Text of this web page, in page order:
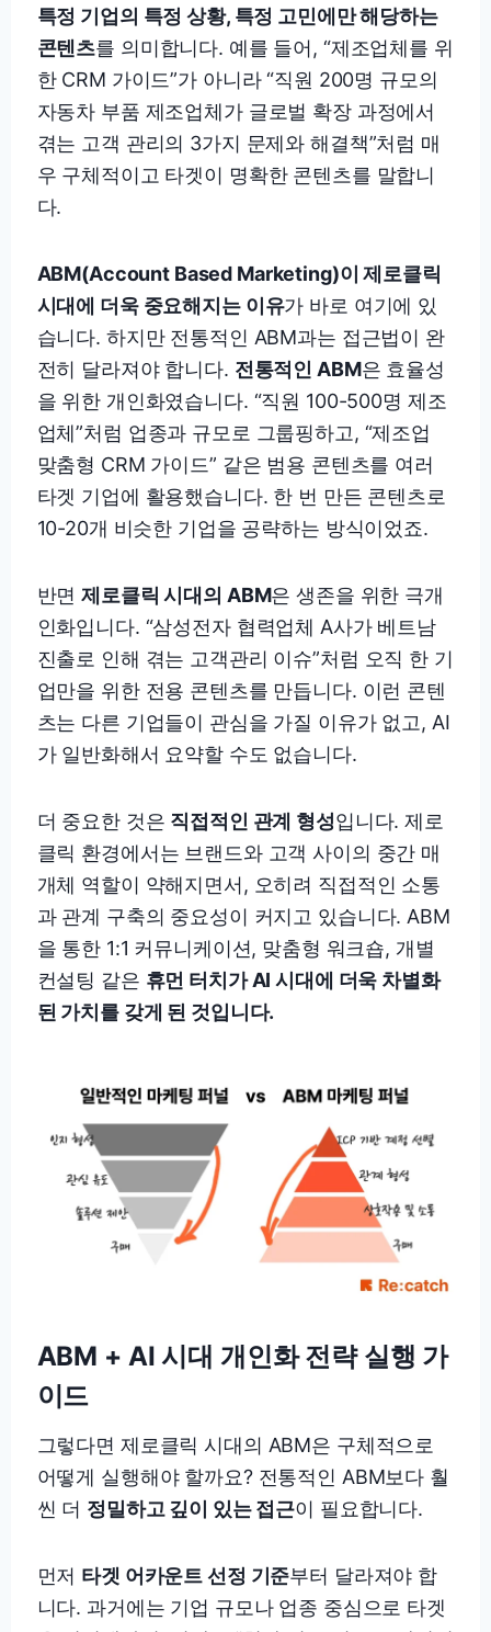
특정 기업의 특정 상황, 특정 고민에만 해당하는
콘텐츠를 의미합니다. 예를 들어, “제조업체를 위
한 CRM 가이드”가 아니라 “직원 200명 규모의
자동차 부품 제조업체가 글로벌 확장 과정에서
겪는 고객 관리의 3가지 문제와 해결책”처럼 매
우 구체적이고 타겟이 명확한 콘텐츠를 말합니
다.
ABM(Account Based Marketing)이 제로클릭
시대에 더욱 중요해지는 이유가 바로 여기에 있
습니다. 하지만 전통적인 ABM과는 접근법이 완
전히 달라져야 합니다. 전통적인 ABM은 효율성
을 위한 개인화였습니다. “직원 100-500명 제조
업체”처럼 업종과 규모로 그룹핑하고, “제조업
맞춤형 CRM 가이드” 같은 범용 콘텐츠를 여러
타겟 기업에 활용했습니다. 한 번 만든 콘텐츠로
10-20개 비슷한 기업을 공략하는 방식이었죠.
반면제로클릭 시대의 ABM은 생존을 위한 극개
인화입니다. “삼성전자 협력업체 A사가 베트남
진출로 인해 겪는 고객관리 이슈”처럼 오직 한 기
업만을 위한 전용 콘텐츠를 만듭니다. 이런 콘텐
츠는 다른 기업들이 관심을 가질 이유가 없고, AI
가 일반화해서 요약할 수도 없습니다.
더 중요한 것은 직접적인 관계 형성입니다. 제로
클릭 환경에서는 브랜드와 고객 사이의 중간 매
개체 역할이 약해지면서, 오히려 직접적인 소통
과 관계 구축의 중요성이 커지고 있습니다. ABM
을 통한 1:1 커뮤니케이션, 맞춤형 워크숍, 개별
컨설팅 같은 휴먼 터치가 AI 시대에 더욱 차별화
된 가치를 갖게 된 것입니다.
ABM + AI 시대 개인화 전략 실행 가
이드
그렇다면 제로클릭 시대의 ABM은 구체적으로
어떻게 실행해야 할까요? 전통적인 ABM보다 훨
씬 더 정밀하고 깊이 있는 접근이 필요합니다.
먼저 타겟 어카운트 선정 기준부터 달라져야 합
니다. 과거에는 기업 규모나 업종 중심으로 타겟